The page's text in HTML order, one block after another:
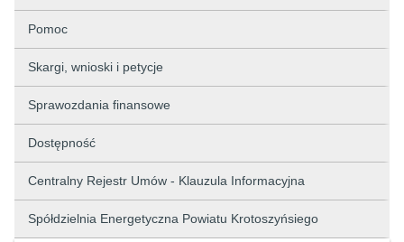
Pomoc
Skargi, wnioski i petycje
Sprawozdania finansowe
Dostępność
Centralny Rejestr Umów - Klauzula Informacyjna
Spółdzielnia Energetyczna Powiatu Krotoszyńsiego